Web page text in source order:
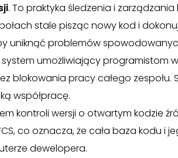
. To praktyka śledzenia i
stale pisząc nowy kod i
uniknąć problemów
umożliwiający programistom
blokowania pracy całego zespołu.
współpracę.
kontroli wersji o otwartym kodzie
co oznacza, że cała baza kodu i
dewelopera.